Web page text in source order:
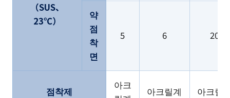
（SUS、
23℃）
약
점
착
면
5 6 20
점착제
아크
아크릴계 아크릴